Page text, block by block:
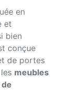
en
et
bien
conçue
de portes
meubles